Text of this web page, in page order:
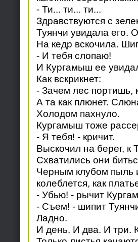
- Ти... ти... ти...
Здравствуются с
Туянчи увидала его.
На кедр вскочила.
- И тебя слопаю!
И Кургамыш ее
Как вскрикнет:
- Зачем лес портишь,
А та как плюнет.
Холодом пахнуло.
Кургамыш тоже
- Я тебя! - кричит.
Выскочил на берег, к
Схватились они
Черным клубом пыль
колеблется, как
- Убью! - рычит
- Съем! - шипит
Ладно.
И день. И два. И три.